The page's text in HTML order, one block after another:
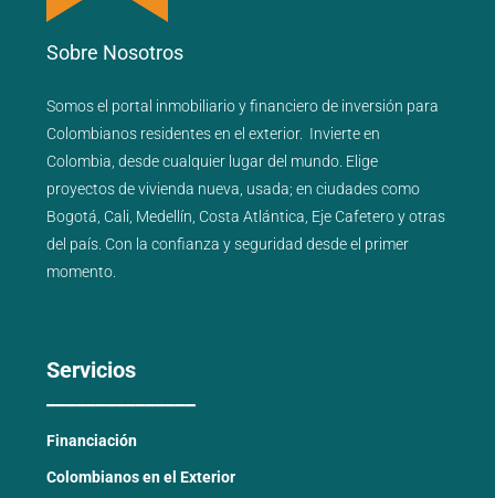
Sobre Nosotros
Somos el portal inmobiliarioyfinancierode inversión para
Colombianos residentes en el exterior. Invierte en
Colombia, desde cualquier lugar del mundo. Elige
proyectos devivienda nueva usada; en ciudades como
Bogotá Cali Medellín Costa Atlántica Eje Cafeteroyotras
del país . Con la confianza y seguridad desde el primer
momento.
Servicios
Financiación
Colombianos en el Exterior